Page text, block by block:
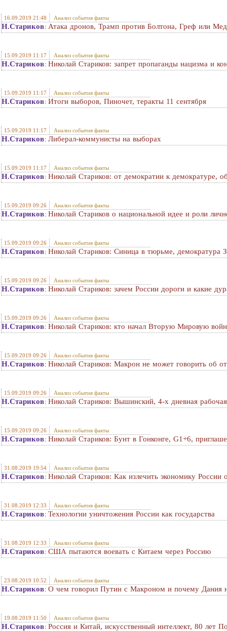
16.09.2019 21:48 Анализ события факты
Н.Стариков: Атака дронов, Трамп против Болтона, Греф или
15.09.2019 11:17 Анализ события факты
Н.Стариков: Николай Стариков: запрет пропаганды нацизма и
15.09.2019 11:17 Анализ события факты
Н.Стариков: Итоги выборов, Пиночет, теракты 11 сентября
15.09.2019 11:17 Анализ события факты
Н.Стариков: Либерал-коммунисты на выборах
15.09.2019 11:17 Анализ события факты
Н.Стариков: Николай Стариков: от демократии к демократуре,
15.09.2019 09:26 Анализ события факты
Н.Стариков: Николай Стариков о национальной идее и роли
15.09.2019 09:26 Анализ события факты
Н.Стариков: Николай Стариков: Синица в тюрьме, демократура
15.09.2019 09:26 Анализ события факты
Н.Стариков: Николай Стариков: зачем России дороги и какие
15.09.2019 09:26 Анализ события факты
Н.Стариков: Николай Стариков: кто начал Вторую Мировую
15.09.2019 09:26 Анализ события факты
Н.Стариков: Николай Стариков: Макрон не может говорить об
15.09.2019 09:26 Анализ события факты
Н.Стариков: Николай Стариков: Вышинский, 4-х дневная рабочая
15.09.2019 09:26 Анализ события факты
Н.Стариков: Николай Стариков: Бунт в Гонконге, G1+6,
31.08.2019 19:54 Анализ события факты
Н.Стариков: Николай Стариков: Как излечить экономику России
31.08.2019 12:33 Анализ события факты
Н.Стариков: Технологии уничтожения России как государства
31.08.2019 12:33 Анализ события факты
Н.Стариков: США пытаются воевать с Китаем через Россию
23.08.2019 10:52 Анализ события факты
Н.Стариков: О чем говорил Путин с Макроном и почему Дания
19.08.2019 11:50 Анализ события факты
Н.Стариков: Россия и Китай, искусственный интеллект, 80 лет